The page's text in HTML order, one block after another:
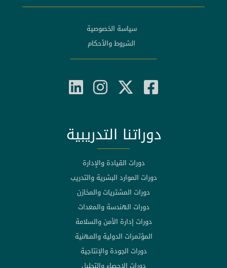
سياسة الخصوصية
الشروط والأحكام
دوراتنا التدريبية
دورات القيادة والإدارة
دورات الموارد البشرية والتدريب
دورات المشتريات والمخازن
دورات الهندسة والمعدات
دورات إدارة الأمن والسلامة
المؤتمرات الدولية والمهنية
دورات الجودة والإنتاجية